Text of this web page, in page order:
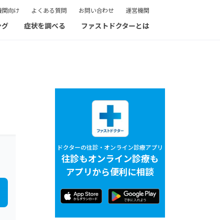
関向け よくある質問 お問い合わせ 運営機関
症状を調べる ファストドクターとは
ドクターの往診・オンライン診療アプリ
往診もオンライン診療も
アプリから便利に相談